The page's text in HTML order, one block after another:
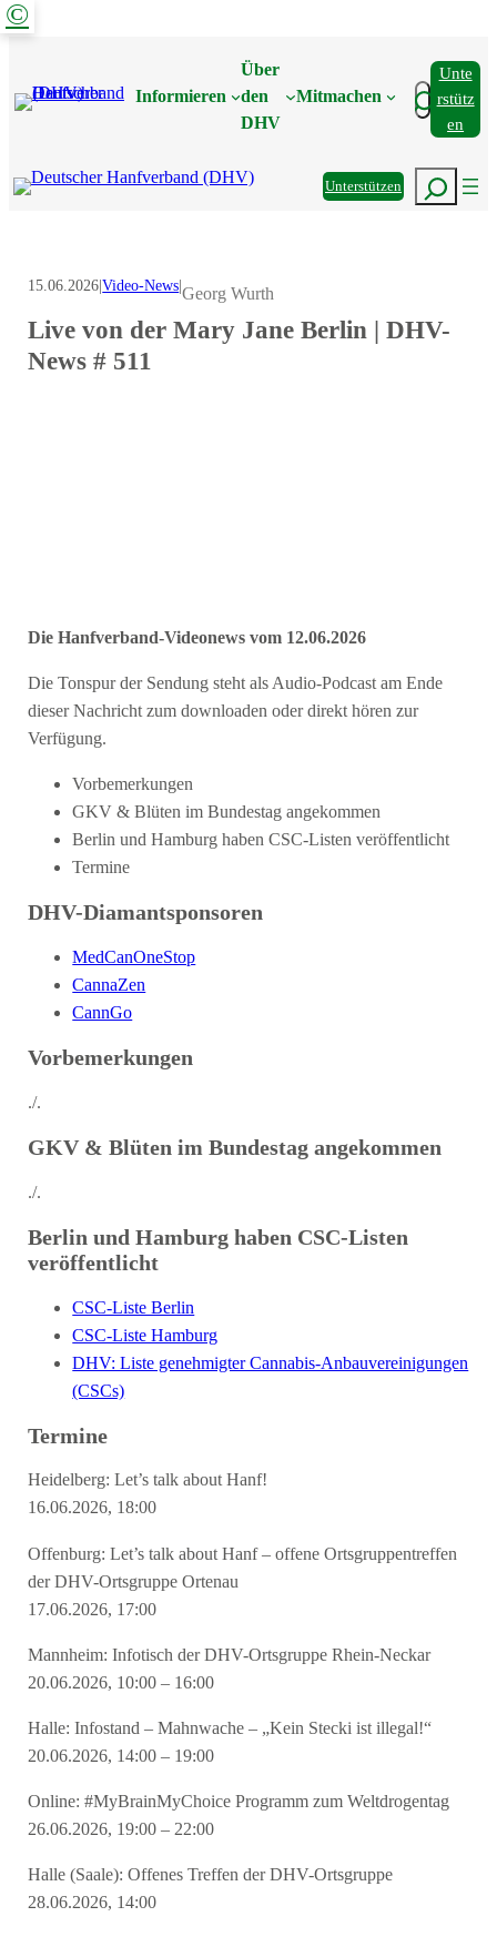
Zum
Informieren
Über
den
DHV
Mitmachen Suchen
Unte
Rstütz
En
UnterstützenSuchen
15.06.2026|Video-News|Georg Wurth
Live von der Mary Jane Berlin | DHV-
News # 511
©
Die Hanfverband-Videonews vom 12.06.2026
Die Tonspur der Sendung steht als Audio-Podcast am Ende
dieser Nachricht zum downloaden oder direkt hören zur
Verfügung.
Vorbemerkungen
GKV & Blüten im Bundestag angekommen
Berlin und Hamburg haben CSC-Listen veröffentlicht
Termine
DHV-Diamantsponsoren
MedCanOneStop
CannaZen
CannGo
Vorbemerkungen
./.
GKV & Blüten im Bundestag angekommen
./.
Berlin und Hamburg haben CSC-Listen
veröffentlicht
CSC-Liste Berlin
CSC-Liste Hamburg
DHV: Liste genehmigter Cannabis-Anbauvereinigungen
(CSCs)
Termine
Heidelberg: Let’s talk about Hanf!
16.06.2026, 18:00
Offenburg: Let’s talk about Hanf – offene Ortsgruppentreffen
der DHV-Ortsgruppe Ortenau
17.06.2026, 17:00
Mannheim: Infotisch der DHV-Ortsgruppe Rhein-Neckar
20.06.2026, 10:00 – 16:00
Halle: Infostand – Mahnwache – „Kein Stecki ist illegal!“
20.06.2026, 14:00 – 19:00
Online: #MyBrainMyChoice Programm zum Weltdrogentag
26.06.2026, 19:00 – 22:00
Halle (Saale): Offenes Treffen der DHV-Ortsgruppe
28.06.2026, 14:00